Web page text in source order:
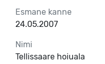
Esmane kanne
24.05.2007
Nimi
Tellissaare hoiuala